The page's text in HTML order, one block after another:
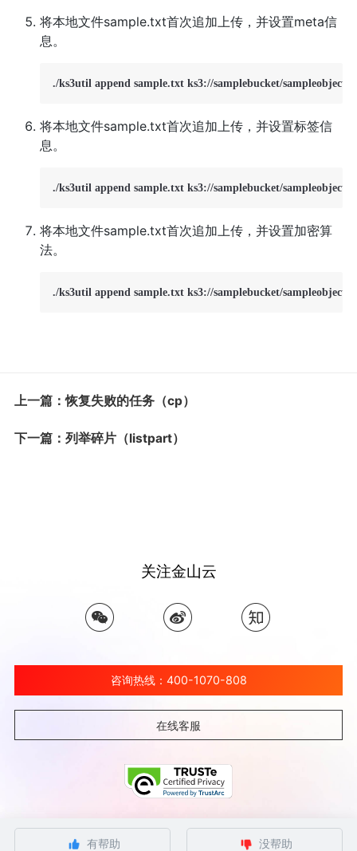
将本地文件sample.txt首次追加上传，并设置meta信
息。
./ks3util append sample.txt ks3://samplebucket/
将本地文件sample.txt首次追加上传，并设置标签信
息。
./ks3util append sample.txt ks3://samplebucket/
将本地文件sample.txt首次追加上传，并设置加密算
法。
./ks3util append sample.txt ks3://samplebucket/
上一篇：恢复失败的任务（cp）
下一篇：列举碎片（listpart）
有帮助 没帮助
关注金山云
咨询热线：400-1070-808
在线客服
©北京金山云网络技术有限公司 2026 Ksyun All Rights Reserved Kingsoft Corp.